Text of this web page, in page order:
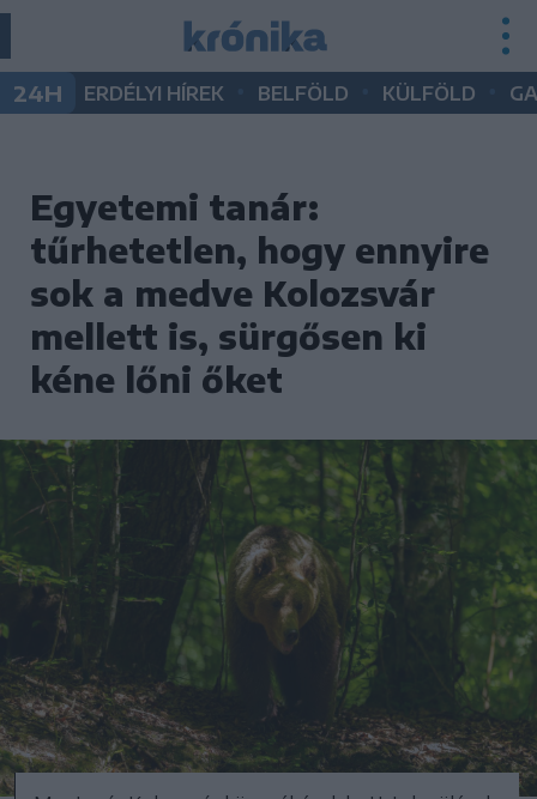
24H ERDÉLYI HÍREK BELFÖLD KÜLFÖLD
Egyetemi tanár:
tűrhetetlen, hogy ennyire
sok a medve Kolozsvár
mellett is, sürgősen ki
kéne lőni őket